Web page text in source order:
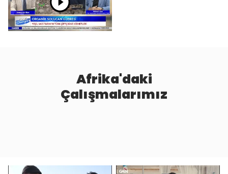
Afrika'daki
Çalışmalarımız